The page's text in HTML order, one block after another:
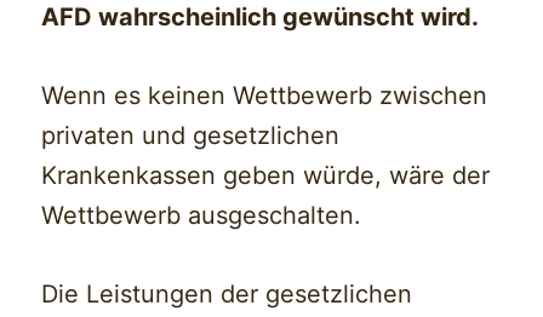
AFD wahrscheinlich gewünscht wird.
Wenn es keinen Wettbewerb zwischen
privaten und gesetzlichen
Krankenkassen geben würde, wäre der
Wettbewerb ausgeschalten.
Die Leistungen der gesetzlichen